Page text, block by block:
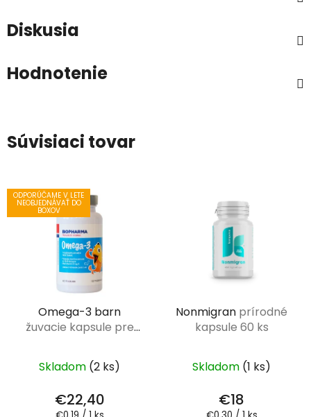
Diskusia
Hodnotenie
Súvisiaci tovar
ODPORÚČAME V LETE
NEOBJEDNÁVAŤ DO
BOXOV
Omega-3 barn
žuvacie kapsule pre
Skladom (2 ks)
€22,40
Nonmigran prírodné
kapsule 60 ks
Skladom (1 ks)
€18